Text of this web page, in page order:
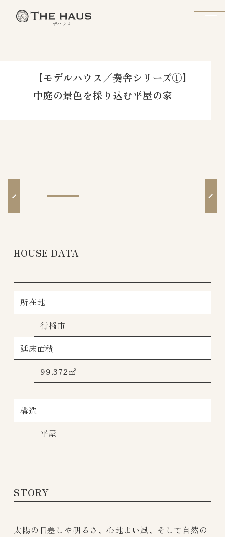
【モデルハウス／奏舎シリーズ①】
中庭の景色を採り込む平屋の家
HOUSE DATA
所在地
行橋市
延床面積
99.372㎡
構造
平屋
STORY
太陽の日差しや明るさ、心地よい風、そして自然の